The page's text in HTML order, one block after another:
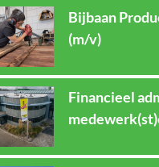
Bijbaan
(m/v)
Financieel